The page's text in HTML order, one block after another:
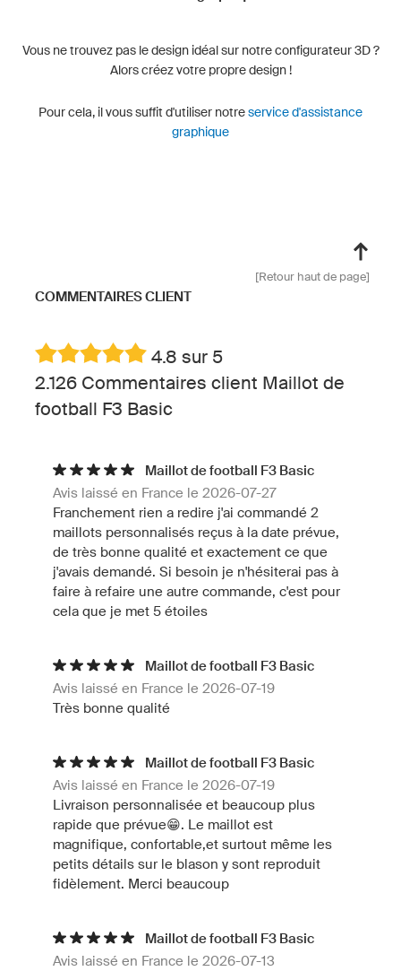
Vous ne trouvez pas le design idéal sur notre configurateur 3D ?
Alors créez votre propre design !
Pour cela, il vous suffit d'utiliser notreservice d'assistance
graphique
[Retour haut de page]
COMMENTAIRES CLIENT
4.8 sur 5
2.126 Commentaires client Maillot de
football F3 Basic
Maillot de football F3 Basic
Avis laissé en France le 2026-07-27
Franchement rien a redire j'ai commandé 2
maillots personnalisés reçus à la date prévue,
de très bonne qualité et exactement ce que
j'avais demandé. Si besoin je n'hésiterai pas à
faire à refaire une autre commande, c'est pour
cela que je met 5 étoiles
Maillot de football F3 Basic
Avis laissé en France le 2026-07-19
Très bonne qualité
Maillot de football F3 Basic
Avis laissé en France le 2026-07-19
Livraison personnalisée et beaucoup plus
rapide que prévue😁. Le maillot est
magnifique, confortable,et surtout même les
petits détails sur le blason y sont reproduit
fidèlement. Merci beaucoup
Maillot de football F3 Basic
Avis laissé en France le 2026-07-13